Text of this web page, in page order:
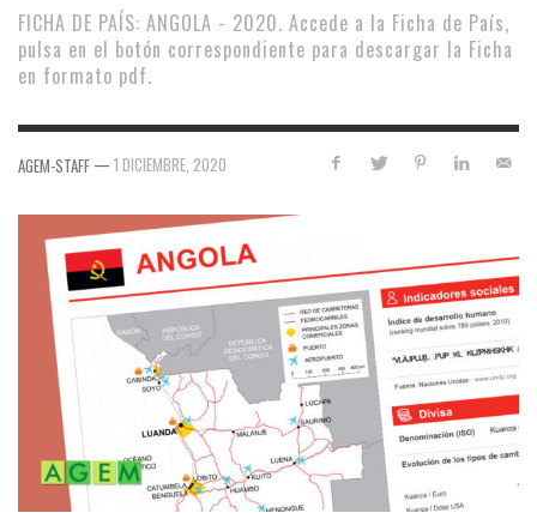
FICHA DE PAÍS: ANGOLA - 2020. Accede a la Ficha de País,
pulsa en el botón correspondiente para descargar la Ficha
en formato pdf.
AGEM-STAFF — 1 DICIEMBRE, 2020